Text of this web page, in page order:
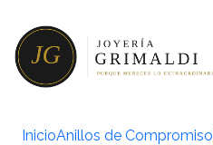
InicioAnillos de Compromiso